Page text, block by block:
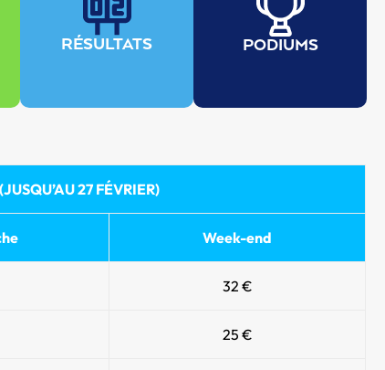
RÉSULTATS PODIUMS
27 FÉVRIER)
Week-end
32 €
25 €